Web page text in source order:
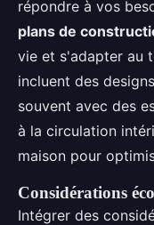
répondre à vos
plans de
vie et s'adapter au
incluent des
souvent avec des
à la circulation
maison pour
Considérations
Intégrer des